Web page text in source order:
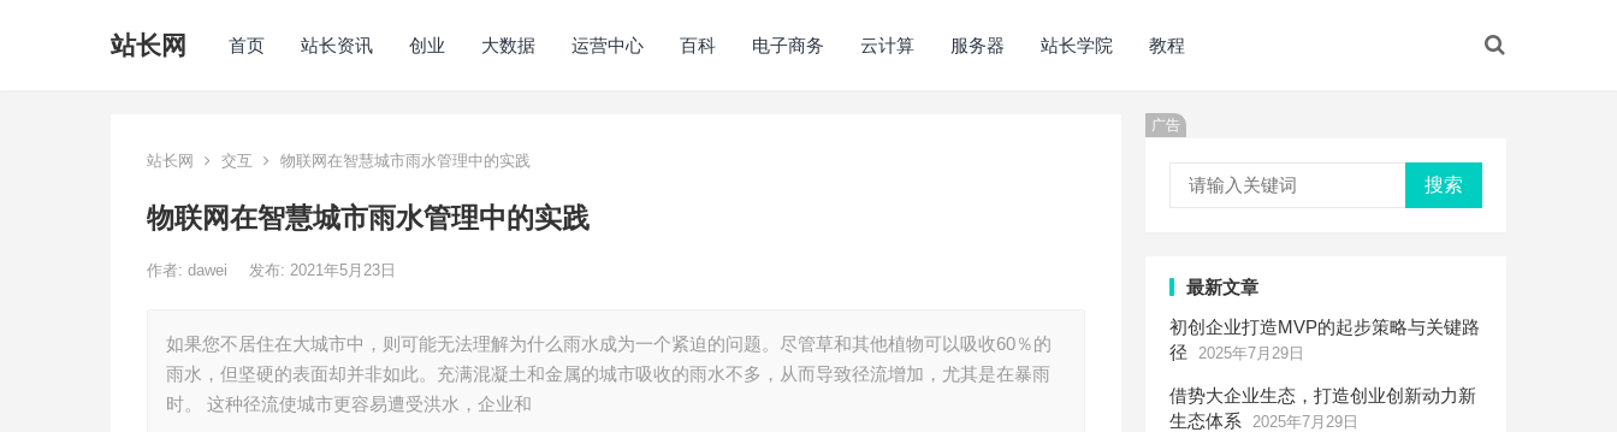
站长网 首页 站长资讯 创业 大数据 运营中心 百科 电子商务 云计算 服务器 站长学院 教程
站长网 交互 物联网在智慧城市雨水管理中的实践
物联网在智慧城市雨水管理中的实践
作者: dawei 发布: 2021年5月23日
如果您不居住在大城市中，则可能无法理解为什么雨水成为一个紧迫的问题。尽管草和其他植物可以吸收60％的
雨水，但坚硬的表面却并非如此。充满混凝土和金属的城市吸收的雨水不多，从而导致径流增加，尤其是在暴雨
时。 这种径流使城市更容易遭受洪水，企业和
广告
搜索
最新文章
初创企业打造MVP的起步策略与关键路
径
2025年7月29日
借势大企业生态，打造创业创新动力新
生态体系
2025年7月29日